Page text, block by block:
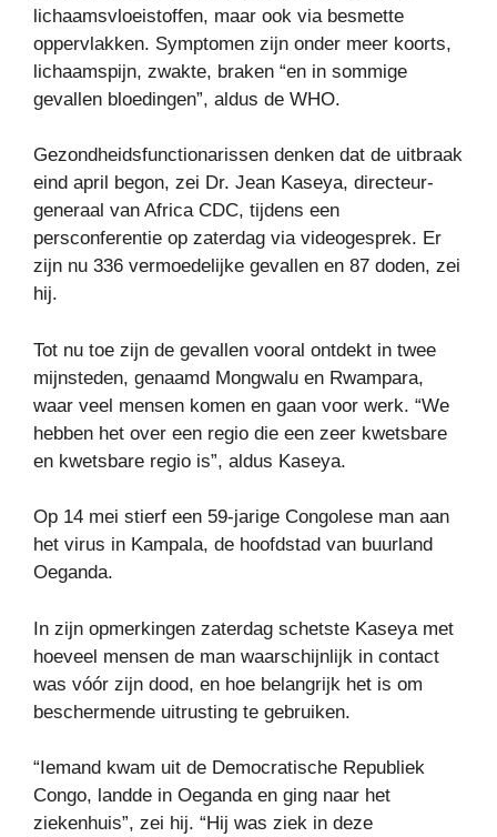
lichaamsvloeistoffen, maar ook via besmette
oppervlakken. Symptomen zijn onder meer koorts,
lichaamspijn, zwakte, braken “en in sommige
gevallen bloedingen”, aldus de WHO.
Gezondheidsfunctionarissen denken dat de uitbraak
eind april begon, zei Dr. Jean Kaseya, directeur-
generaal van Africa CDC, tijdens een
persconferentie op zaterdag via videogesprek. Er
zijn nu 336 vermoedelijke gevallen en 87 doden, zei
hij.
Tot nu toe zijn de gevallen vooral ontdekt in twee
mijnsteden, genaamd Mongwalu en Rwampara,
waar veel mensen komen en gaan voor werk. “We
hebben het over een regio die een zeer kwetsbare
en kwetsbare regio is”, aldus Kaseya.
Op 14 mei stierf een 59-jarige Congolese man aan
het virus in Kampala, de hoofdstad van buurland
Oeganda.
In zijn opmerkingen zaterdag schetste Kaseya met
hoeveel mensen de man waarschijnlijk in contact
was vóór zijn dood, en hoe belangrijk het is om
beschermende uitrusting te gebruiken.
“Iemand kwam uit de Democratische Republiek
Congo, landde in Oeganda en ging naar het
ziekenhuis”, zei hij. “Hij was ziek in deze